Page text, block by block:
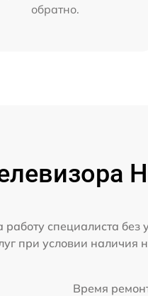
обратно.
работу специалиста
при условии
Время